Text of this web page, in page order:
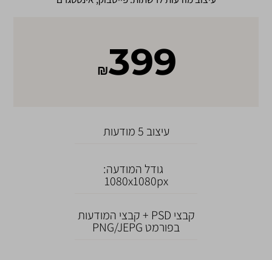
₪399
עיצוב 5 מודעות
גודל המודעה:
1080x1080px
קבצי PSD + קבצי המודעות
בפורמט PNG/JEPG